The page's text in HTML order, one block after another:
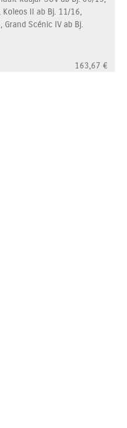
Koleos II ab Bj. 11/16,
Grand Scénic IV ab Bj.
163,67 €